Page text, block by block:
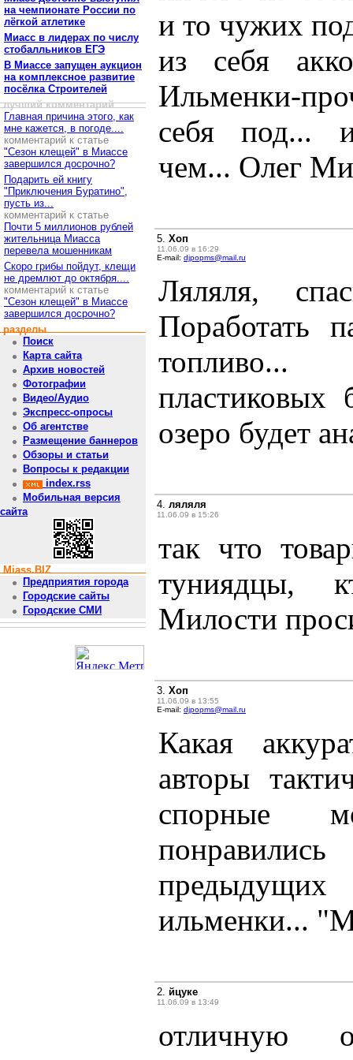
на чемпионате России по
лёгкой атлетике
Миасс в лидерах по числу
стобалльников ЕГЭ
В Миассе запущен аукцион
на комплексное развитие
посёлка Строителей
лучший комментарий
Главная причина этого, как
мне кажется, в погоде....
комментарий к статье
"Сезон клещей" в Миассе
завершился досрочно?
Подарить ей книгу
"Приключения Буратино",
пусть из...
комментарий к статье
Почти 5 миллионов рублей
жительница Миасса
перевела мошенникам
Скоро грибы пойдут, клещи
не дремлют до октября....
комментарий к статье
"Сезон клещей" в Миассе
завершился досрочно?
разделы
Поиск
Карта сайта
Архив новостей
Фотографии
Видео/Аудио
Экспресс-опросы
Об агентстве
Размещение баннеров
Обзоры и статьи
Вопросы к редакции
index.rss
Мобильная версия
сайта
Miass.BIZ
Предприятия города
Городские сайты
Городские СМИ
и то чужих
из себя
Ильменки-
себя под...
чем... Олег
5. Хоп
11.06.09 в 16:29
E-mail: djpopms@mail.ru
Ляляля,
Поработать
топливо...
пластиковых
озеро будет
4. ляляля
11.06.09 в 15:26
так что
туниядцы,
Милости
3. Хоп
11.06.09 в 13:55
E-mail: djpopms@mail.ru
Какая
авторы
спорные
ильменки...
2. йцуке
11.06.09 в 13:49
отличную